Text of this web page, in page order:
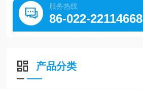
服务热线
86-022-22114668
产品分类